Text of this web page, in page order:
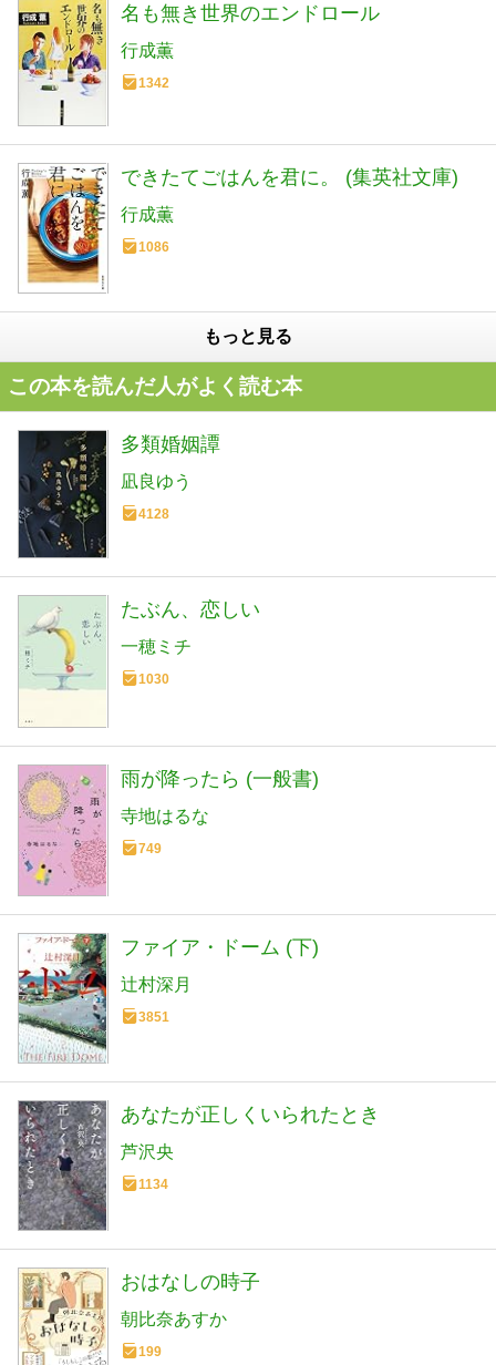
名も無き世界のエンドロール
行成薫
1342
できたてごはんを君に。 (集英社文庫)
行成薫
1086
もっと見る
この本を読んだ人がよく読む本
多類婚姻譚
凪良ゆう
4128
たぶん、恋しい
一穂ミチ
1030
雨が降ったら (一般書)
寺地はるな
749
ファイア・ドーム (下)
辻村深月
3851
あなたが正しくいられたとき
芦沢央
1134
おはなしの時子
朝比奈あすか
199